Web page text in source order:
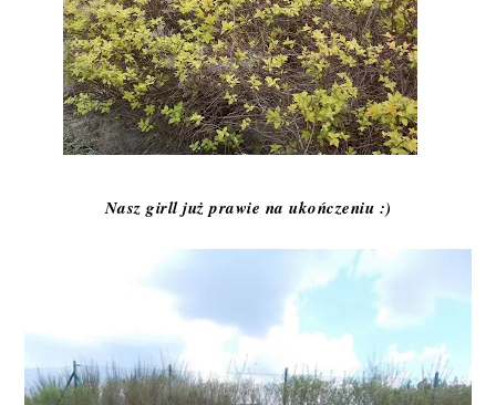
Nasz girll już prawie na ukończeniu :)